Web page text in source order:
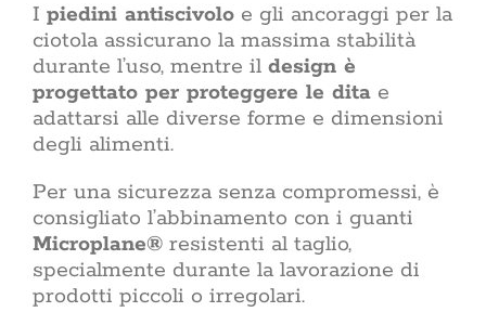
I piedini antiscivolo e gli ancoraggi per la
ciotola assicurano la massima stabilità
durante l’uso, mentre il design è
progettato per proteggere le dita e
adattarsi alle diverse forme e dimensioni
degli alimenti.
Per una sicurezza senza compromessi, è
consigliato l’abbinamento con i guanti
Microplane® resistenti al taglio,
specialmente durante la lavorazione di
prodotti piccoli o irregolari.